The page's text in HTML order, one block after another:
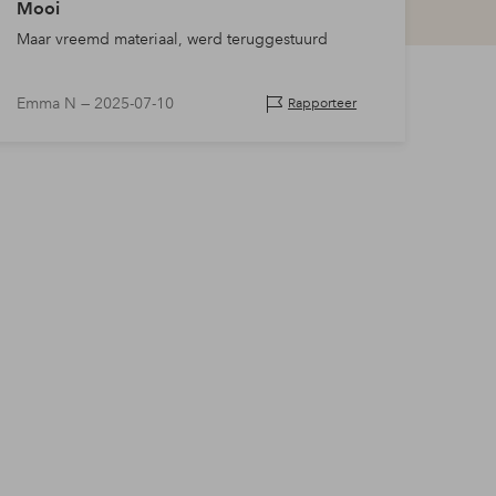
Mooi
Maar vreemd materiaal, werd teruggestuurd
Emma N —2025-07-10 Rapporteer